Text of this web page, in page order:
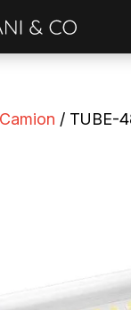
Camion / TUBE-